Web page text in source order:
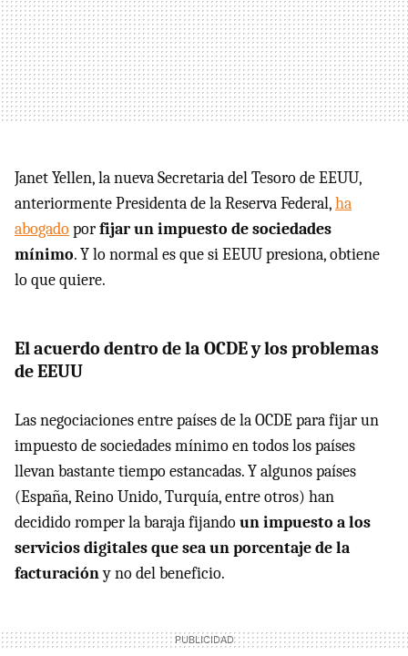
Janet Yellen, la nueva Secretaria del Tesoro de EEUU,
anteriormente Presidenta de la Reserva Federal,ha
abogadoporfijar un impuesto de sociedades
mínimo. Y lo normal es que si EEUU presiona, obtiene
lo que quiere.
El acuerdo dentro de la OCDE y los problemas
de EEUU
Las negociaciones entre países de la OCDE para fijar un
impuesto de sociedades mínimo en todos los países
llevan bastante tiempo estancadas. Y algunos países
(España, Reino Unido, Turquía, entre otros) han
decidido romper la baraja fijandoun impuesto a los
servicios digitales que sea un porcentaje de la
facturacióny no del beneficio.